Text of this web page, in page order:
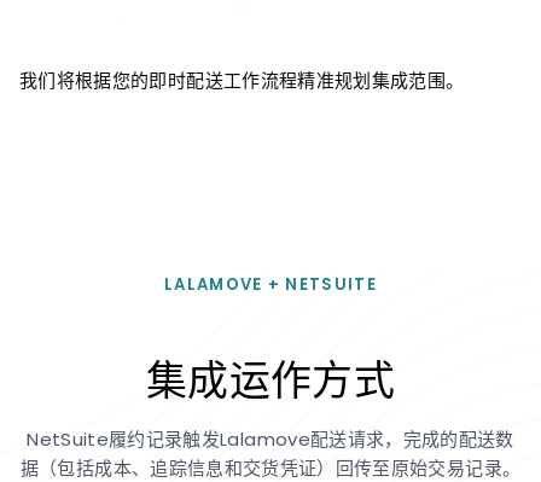
我们将根据您的即时配送工作流程精准规划集成范围。
LALAMOVE + NETSUITE
集成运作方式
NetSuite履约记录触发Lalamove配送请求，完成的配送数
据（包括成本、追踪信息和交货凭证）回传至原始交易记录。